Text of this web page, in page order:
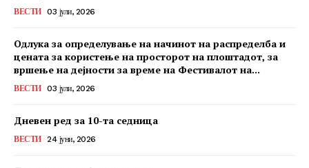
ВЕСТИ 03 јули, 2026
Одлука за определување на начинот на распределба и
цената за користење на просторот на плоштадот, за
вршење на дејности за време на Фестивалот на...
ВЕСТИ 03 јули, 2026
Дневен ред за 10-та седница
ВЕСТИ 24 јуни, 2026